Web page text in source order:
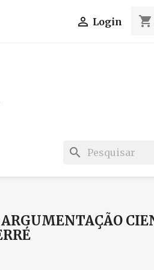
 Login shopping_cart
search
ARGUMENTAÇÃO